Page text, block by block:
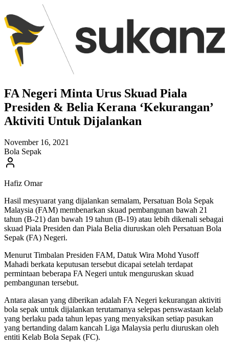
FA Negeri Minta Urus Skuad Piala
Presiden & Belia Kerana ‘Kekurangan’
Aktiviti Untuk Dijalankan
November 16, 2021
Bola Sepak
Hafiz Omar
Hasil mesyuarat yang dijalankan semalam, Persatuan Bola Sepak
Malaysia (FAM) membenarkan skuad pembangunan bawah 21
tahun (B-21) dan bawah 19 tahun (B-19) atau lebih dikenali sebagai
skuad Piala Presiden dan Piala Belia diuruskan oleh Persatuan Bola
Sepak (FA) Negeri.
Menurut Timbalan Presiden FAM, Datuk Wira Mohd Yusoff
Mahadi berkata keputusan tersebut dicapai setelah terdapat
permintaan beberapa FA Negeri untuk menguruskan skuad
pembangunan tersebut.
Antara alasan yang diberikan adalah FA Negeri kekurangan aktiviti
bola sepak untuk dijalankan terutamanya selepas penswastaan kelab
yang berlaku pada tahun lepas yang menyaksikan setiap pasukan
yang bertanding dalam kancah Liga Malaysia perlu diuruskan oleh
entiti Kelab Bola Sepak (FC).